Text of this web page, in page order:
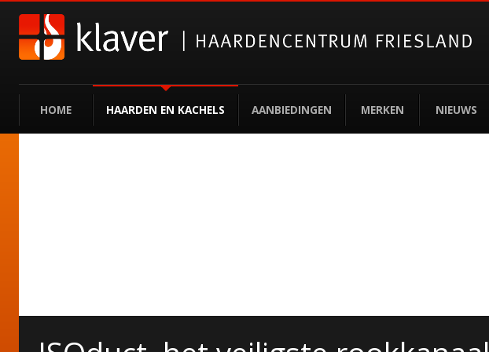
HOME HAARDEN EN KACHELS AANBIEDINGEN MERKEN NIEUWS